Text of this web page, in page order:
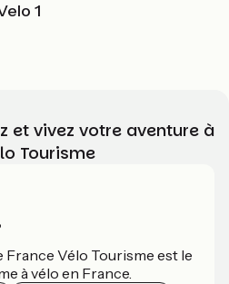
1
et vivez votre aventure à
Tourisme
France Vélo Tourisme est le
à vélo en France.